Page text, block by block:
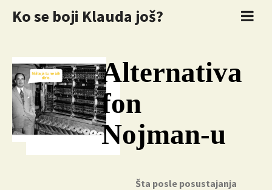
Ko se boji Klauda još?
Alternativa
fon
Nojman-u
Šta posle posustajanja